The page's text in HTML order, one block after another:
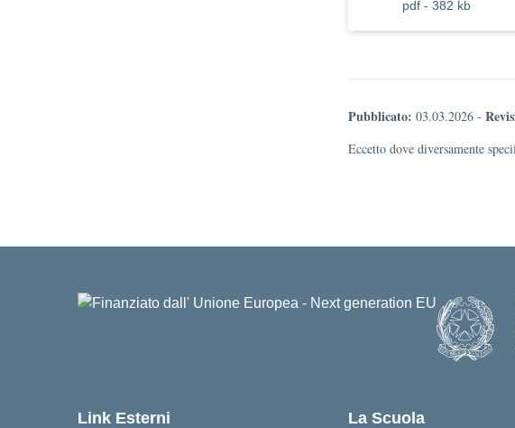
pdf - 382 kb
Pubblicato: 03.03.2026 -
Eccetto dove diversamente
Link Esterni La Scuola